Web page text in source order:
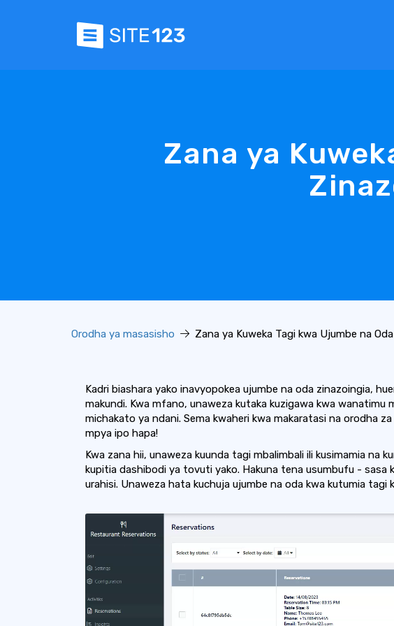
Zana ya
Orodha ya masasisho Zana ya Kuweka Tagi kwa Ujumbe na
Kadri biashara yako inavyopokea ujumbe na oda zinazoingia,
makundi. Kwa mfano, unaweza kutaka kuzigawa kwa wanatimu
michakato ya ndani. Sema kwaheri kwa makaratasi na orodha
mpya ipo hapa!
Kwa zana hii, unaweza kuunda tagi mbalimbali ili kusimamia na
kupitia dashibodi ya tovuti yako. Hakuna tena usumbufu - sasa
urahisi. Unaweza hata kuchuja ujumbe na oda kwa kutumia tagi